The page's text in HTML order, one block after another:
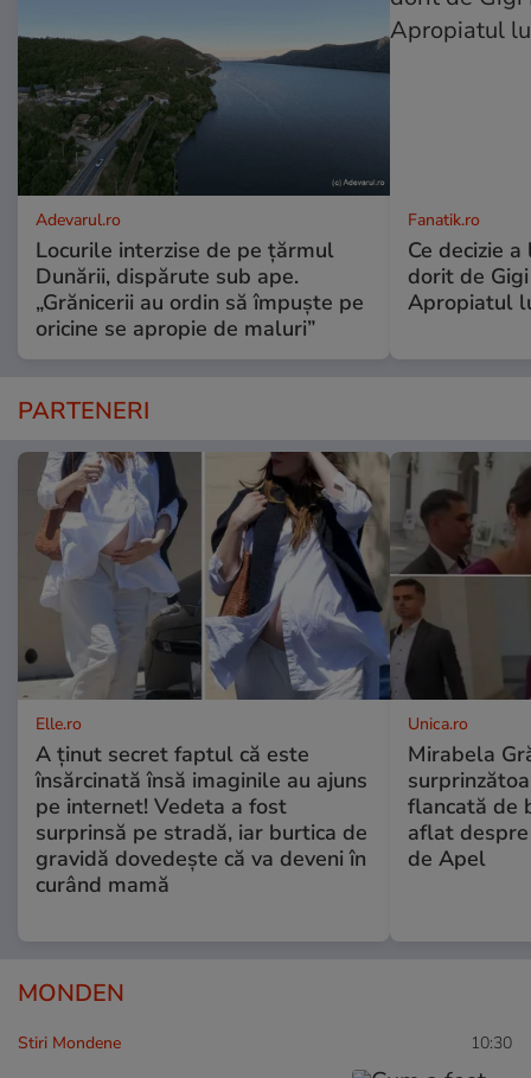
Adevarul.ro
Locurile interzise de pe țărmul
Dunării, dispărute sub ape.
„Grănicerii au ordin să împuște pe
oricine se apropie de maluri”
Fanatik.ro
Ce decizie
dorit de
Apropiatul
PARTENERI
Elle.ro
A ținut secret faptul că este
însărcinată însă imaginile au ajuns
pe internet! Vedeta a fost
surprinsă pe stradă, iar burtica de
gravidă dovedește că va deveni în
curând mamă
Unica.ro
Mirabela
flancată de
aflat
de Apel
MONDEN
Stiri Mondene 10:30